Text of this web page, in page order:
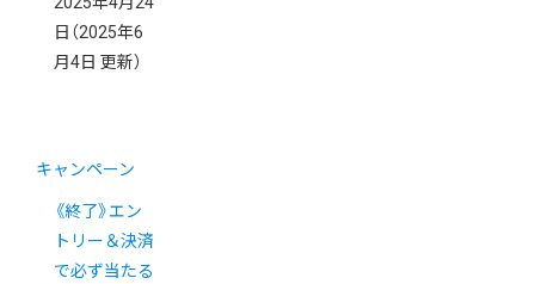
日 （2025年6
月4日 更新）
キャンペーン
《終了》エン
トリー＆決済
で必ず当たる